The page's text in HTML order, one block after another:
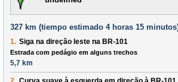
327 km (tiempo estimado 4 horas 15
1. Siga na direção leste na BR-101
Estrada com pedágio em alguns trechos
5,7 km